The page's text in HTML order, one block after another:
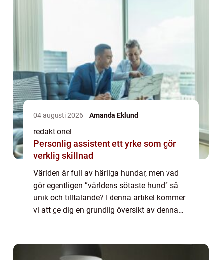
04 augusti 2026 Amanda Eklund
redaktionel
Personlig assistent ett yrke som gör
verklig skillnad
Världen är full av härliga hundar, men vad
gör egentligen ”världens sötaste hund” så
unik och tilltalande? I denna artikel kommer
vi att ge dig en grundlig översikt av denna